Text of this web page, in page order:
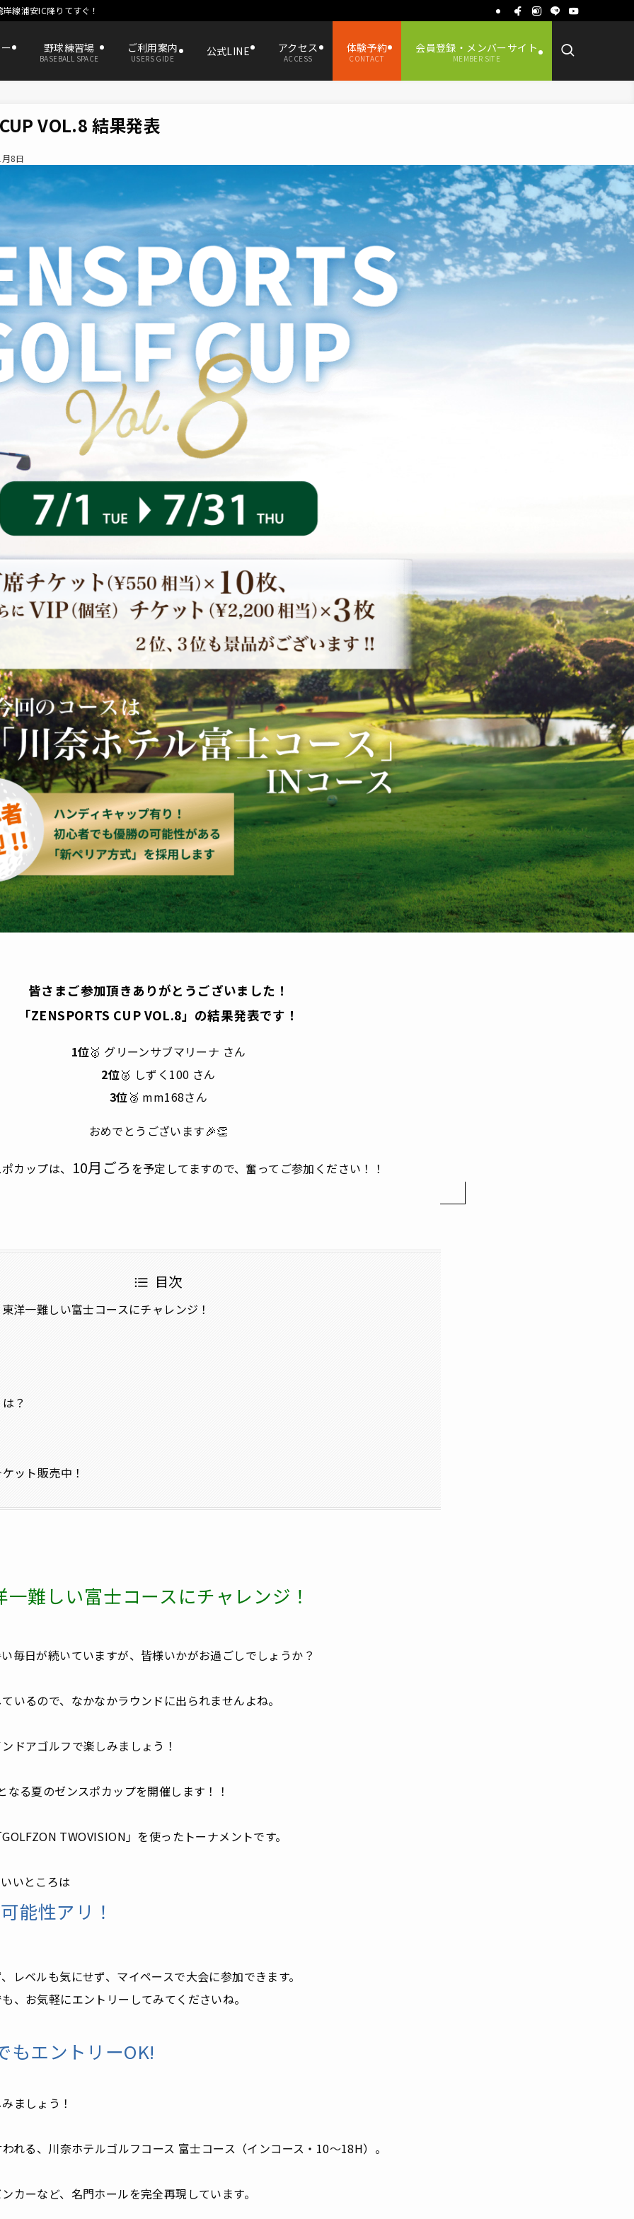
線浦安IC降りてすぐ！
野球練習場
BASEBALL SPACE
ご利用案内
USERS GIDE
公式LINE アクセス
ACCESS
体験予約
CONTACT
会員登録・メンバーサイト
MEMBER SITE
VOL.8 結果発表
8日
皆さまご参加頂きありがとうございました！
「ZENSPORTS CUP VOL.8」の結果発表です！
1位🥇 グリーンサブマリーナ さん
2位🥈 しずく100 さん
3位🥉 mm168さん
おめでとうございます🎉👏
カップは、 10月ごろ を予定してますので、奮ってご参加ください！！
目次
洋一難しい富士コースにチャレンジ！
？
ット販売中！
一難しい富士コースにチャレンジ！
毎日が続いていますが、皆様いかがお過ごしでしょうか？
いるので、なかなかラウンドに出られませんよね。
ドアゴルフで楽しみましょう！
なる夏のゼンスポカップを開催します！！
GOLFZON TWOVISION」を使ったトーナメントです。
いところは
能性アリ！
レベルも気にせず、マイペースで大会に参加できます。
、お気軽にエントリーしてみてくださいね。
もエントリーOK!
ましょう！
れる、川奈ホテルゴルフコース 富士コース（インコース・10〜18H）。
カーなど、名門ホールを完全再現しています。